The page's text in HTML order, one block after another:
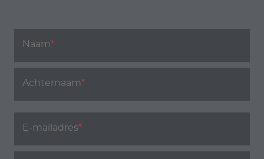
Naam*
Achternaam*
E-mailadres*